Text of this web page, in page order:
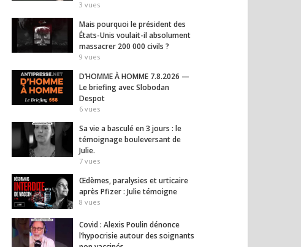
3 vues
Mais pourquoi le président des
États-Unis voulait-il absolument
massacrer 200 000 civils ?
9 vues
D’HOMME À HOMME 7.8.2026 —
Le briefing avec Slobodan
Despot
6 vues
Sa vie a basculé en 3 jours : le
témoignage bouleversant de
Julie.
7 vues
Œdèmes, paralysies et urticaire
après Pfizer : Julie témoigne
8 vues
Covid : Alexis Poulin dénonce
l’hypocrisie autour des soignants